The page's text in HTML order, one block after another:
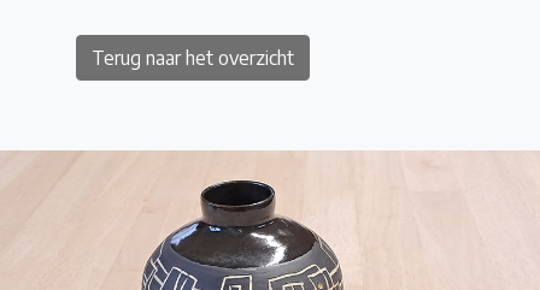
Terug naar het overzicht